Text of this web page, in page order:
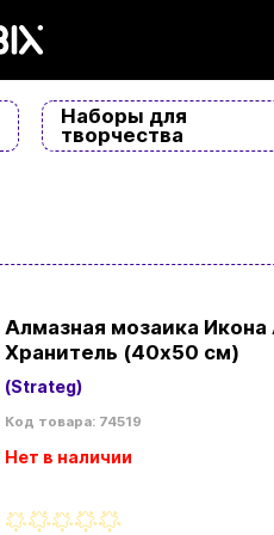
Наборы для
творчества
Алмазная мозаика Икона
Хранитель (40х50 см)
(Strateg)
Код товара: 74519
Нет в наличии